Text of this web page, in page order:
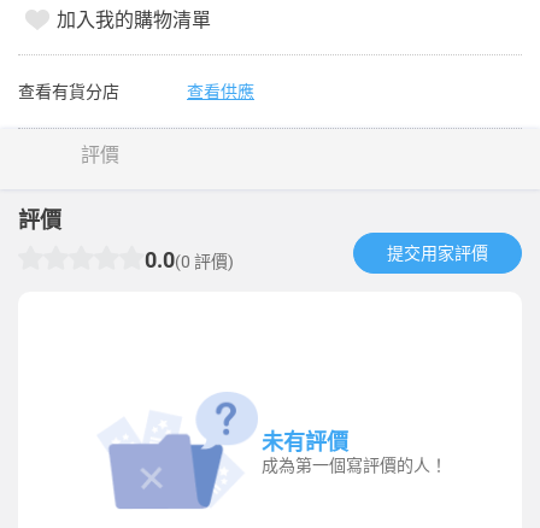
加入我的購物清單
查看有貨分店 查看供應
評價
評價
0.0(0 評價) 提交用家評價​
未有評價
成為第一個寫評價的人！